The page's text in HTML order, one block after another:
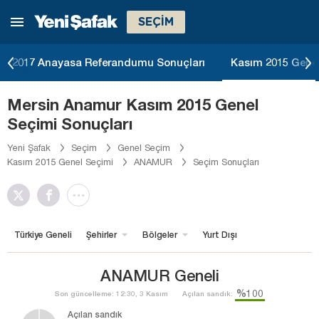
SEÇİM
2017 Anayasa Referandumu Sonuçları Kasım 2015
Mersin Anamur Kasım 2015 Genel
Seçimi Sonuçları
Yeni Şafak Seçim
Genel Seçim
Kasım 2015 Genel Seçimi
ANAMUR Seçim Sonuçları
Türkiye Geneli Şehirler Bölgeler Yurt Dışı
ANAMUR Geneli
Son güncelleme: 12:30, 3 Kasım Açılan sandık: %100
Açılan sandık